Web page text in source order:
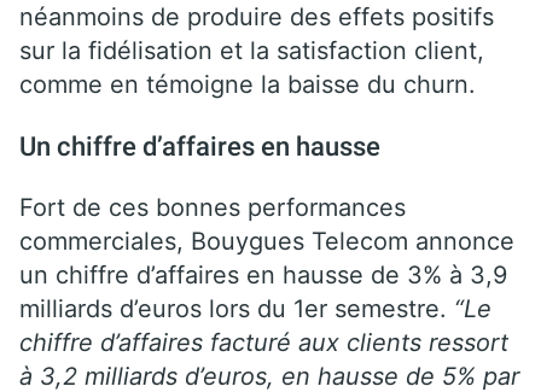
néanmoins de produire des effets positifs
sur la fidélisation et la satisfaction client,
comme en témoigne la baisse du churn.
Un chiffre d’affaires en hausse
Fort de ces bonnes performances
commerciales, Bouygues Telecom annonce
un chiffre d’affaires en hausse de 3% à 3,9
milliards d’euros lors du 1er semestre. “Le
chiffre d’affaires facturé aux clients ressort
à 3,2 milliards d’euros, en hausse de 5% par